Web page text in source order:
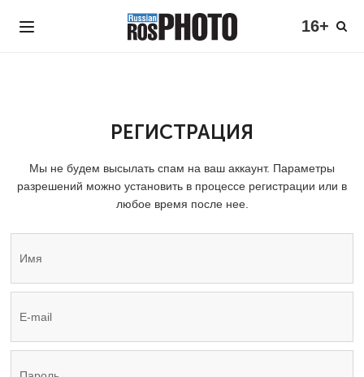
16+
РЕГИСТРАЦИЯ
Мы не будем высылать спам на ваш аккаунт. Параметры
разрешений можно установить в процессе регистрации или в
любое время после нее.